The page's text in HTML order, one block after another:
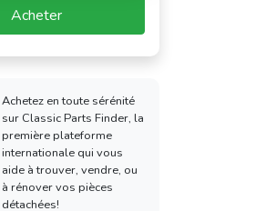
Acheter
Achetez en toute sérénité
sur Classic Parts Finder, la
première plateforme
internationale qui vous
aide à trouver, vendre, ou
à rénover vos pièces
détachées!